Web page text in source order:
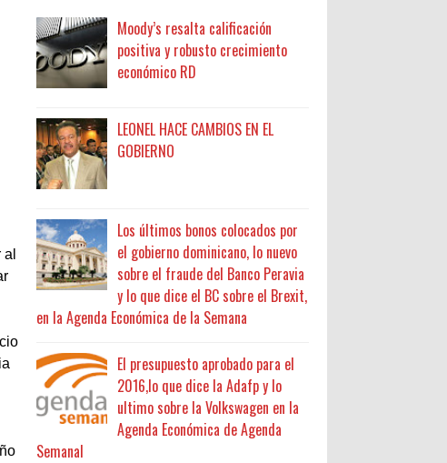
Moody’s resalta calificación
positiva y robusto crecimiento
económico RD
LEONEL HACE CAMBIOS EN EL
GOBIERNO
Los últimos bonos colocados por
el gobierno dominicano, lo nuevo
sobre el fraude del Banco Peravia
y lo que dice el BC sobre el Brexit,
en la Agenda Económica de la Semana
El presupuesto aprobado para el
2016,lo que dice la Adafp y lo
ultimo sobre la Volkswagen en la
Agenda Económica de Agenda
Semanal